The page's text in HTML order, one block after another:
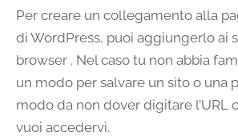
Per creare un collegamento alla
di WordPress, puoi aggiungerlo ai
browser . Nel caso tu non abbia
un modo per salvare un sito o una
modo da non dover digitare l’URL
vuoi accedervi.